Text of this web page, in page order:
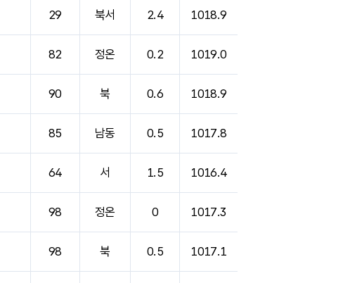
29 북서 2.4 1018.9
82 정온 0.2 1019.0
90 북 0.6 1018.9
85 남동 0.5 1017.8
64 서 1.5 1016.4
98 정온 0 1017.3
98 북 0.5 1017.1